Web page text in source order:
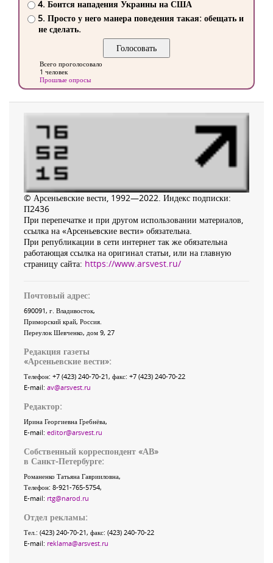
4. Боится нападения Украины на США
5. Просто у него манера поведения такая: обещать и
не сделать.
Всего проголосовало
1 человек
Прошлые опросы
© Арсеньевские вести, 1992—2022. Индекс подписки:
П2436
При перепечатке и при другом использовании материалов,
ссылка на «Арсеньевские вести» обязательна.
При републикации в сети интернет так же обязательна
работающая ссылка на оригинал статьи, или на главную
страницу сайта: https://www.arsvest.ru/
Почтовый адрес:
690091, г. Владивосток,
Приморский край, Россия
Переулок Шевченко, дом 9, 27
Редакция газеты
«Арсеньевские вести»:
Телефон: +7 (423) 240-70-21, факс: +7 (423) 240-70-22
E-mail: av@arsvest.ru
Редактор:
Ирина Георгиевна Гребнёва,
E-mail: editor@arsvest.ru
Собственный корреспондент «АВ»
в Санкт-Петербурге:
Романенко Татьяна Гаврииловна,
Телефон: 8-921-765-5754,
E-mail: rtg@narod.ru
Отдел рекламы:
Тел.: (423) 240-70-21, факс: (423) 240-70-22
E-mail: reklama@arsvest.ru